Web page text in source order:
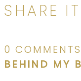
SHARE
0
BEHIND MY